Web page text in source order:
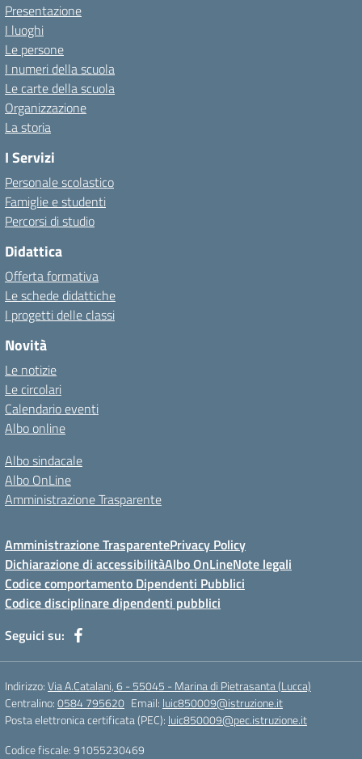
Presentazione
I luoghi
Le persone
I numeri della scuola
Le carte della scuola
Organizzazione
La storia
I Servizi
Personale scolastico
Famiglie e studenti
Percorsi di studio
Didattica
Offerta formativa
Le schede didattiche
I progetti delle classi
Novità
Le notizie
Le circolari
Calendario eventi
Albo online
Albo sindacale
Albo OnLine
Amministrazione Trasparente
Amministrazione TrasparentePrivacy Policy
Dichiarazione di accessibilitàAlbo OnLineNote legali
Codice comportamento Dipendenti Pubblici
Codice disciplinare dipendenti pubblici
Seguici su:
Indirizzo:Via A.Catalani, 6 - 55045 - Marina di Pietrasanta (Lucca)
Centralino:0584 795620 Email: luic850009@istruzione.it
Posta elettronica certificata (PEC): luic850009@pec.istruzione.it
Codice fiscale: 91055230469